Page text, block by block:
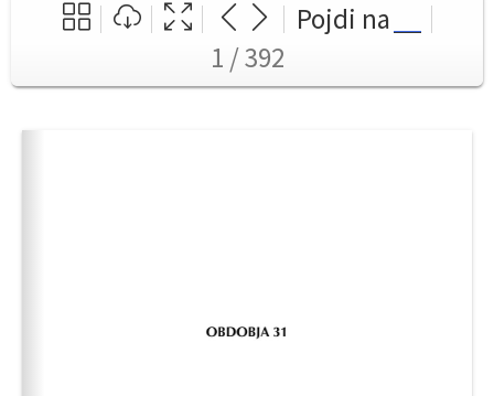
Pojdi na
1 / 392